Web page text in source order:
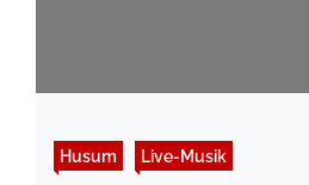
Husum Live-Musik